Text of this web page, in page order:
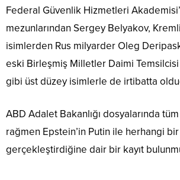
Federal Güvenlik Hizmetleri
mezunlarından Sergey Belyakov,
isimlerden Rus milyarder Oleg
eski Birleşmiş Milletler Daimi
gibi üst düzey isimlerle de irtibatta
ABD Adalet Bakanlığı dosyalarında
rağmen Epstein’in Putin ile herhangi
gerçekleştirdiğine dair bir kayıt